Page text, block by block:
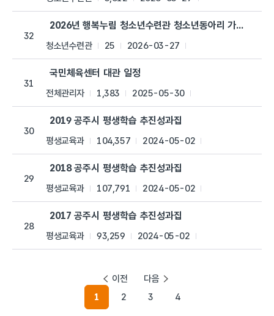
32
2026년 행복누림 청소년수련관 청소년동아리 가입신청서
청소년수련관 25 2026-03-27
31
국민체육센터 대관 일정
전체관리자 1,383 2025-05-30
30
2019 공주시 평생학습 추진성과집
평생교육과 104,357 2024-05-02
29
2018 공주시 평생학습 추진성과집
평생교육과 107,791 2024-05-02
28
2017 공주시 평생학습 추진성과집
평생교육과 93,259 2024-05-02
이전
1
2 3 4
다음